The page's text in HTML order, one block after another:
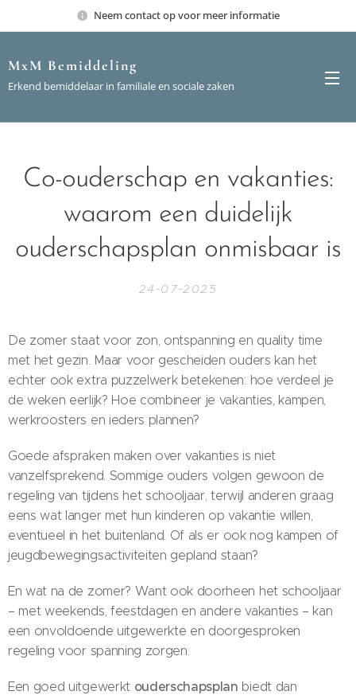
Neem contact op voor meer informatie
MxM Bemiddeling
Erkend bemiddelaar in familiale en sociale zaken
Co-ouderschap en vakanties:
waarom een duidelijk
ouderschapsplan onmisbaar is
24-07-2025
De zomer staat voor zon, ontspanning en quality time
met het gezin. Maar voor gescheiden ouders kan het
echter ook extra puzzelwerk betekenen: hoe verdeel je
de weken eerlijk? Hoe combineer je vakanties, kampen,
werkroosters en ieders plannen?
Goede afspraken maken over vakanties is niet
vanzelfsprekend. Sommige ouders volgen gewoon de
regeling van tijdens het schooljaar, terwijl anderen graag
eens wat langer met hun kinderen op vakantie willen,
eventueel in het buitenland. Of als er ook nog kampen of
jeugdbewegingsactiviteiten gepland staan?
En wat na de zomer? Want ook doorheen het schooljaar
– met weekends, feestdagen en andere vakanties – kan
een onvoldoende uitgewerkte en doorgesproken
regeling voor spanning zorgen.
Een goed uitgewerkt ouderschapsplan biedt dan